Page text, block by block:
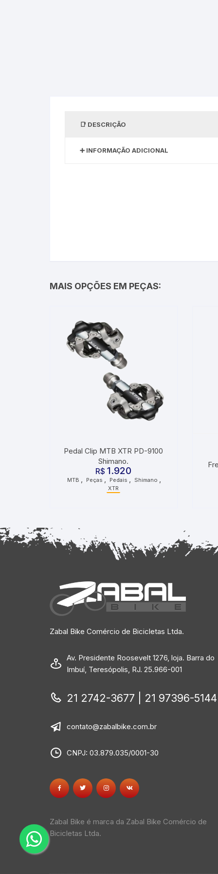
DESCRIÇÃO
INFORMAÇÃO ADICIONAL
MAIS OPÇÕES EM PEÇAS:
Pedal Clip MTB XTR PD-9100
Shimano.
R$ 1.920
MTB , Peças , Pedais , Shimano ,
XTR
Zabal Bike Comércio de Bicicletas Ltda.
Av. Presidente Roosevelt 1276, loja. Barra do
Imbuí, Teresópolis, RJ. 25.966-001
21 2742-3677 | 21 97396-5144
contato@zabalbike.com.br
CNPJ: 03.879.035/0001-30
Zabal Bike é marca da Zabal Bike Comércio de
Bicicletas Ltda.